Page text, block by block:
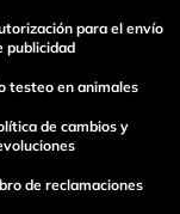
para el envío
publicidad
testeo en animales
de cambios y
de reclamaciones